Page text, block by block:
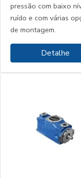
pressão com baixo
ruído e com várias
de montagem.
Detalhe